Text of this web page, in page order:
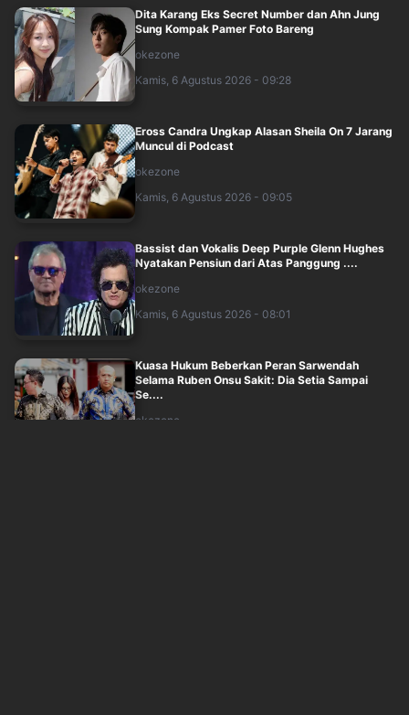
Dita Karang Eks Secret Number dan Ahn Jung
Sung Kompak Pamer Foto Bareng
okezone
Kamis, 6 Agustus 2026 - 09:28
Eross Candra Ungkap Alasan Sheila On 7 Jarang
Muncul di Podcast
okezone
Kamis, 6 Agustus 2026 - 09:05
Bassist dan Vokalis Deep Purple Glenn Hughes
Nyatakan Pensiun dari Atas Panggung ....
okezone
Kamis, 6 Agustus 2026 - 08:01
Kuasa Hukum Beberkan Peran Sarwendah
Selama Ruben Onsu Sakit: Dia Setia Sampai
Se....
okezone